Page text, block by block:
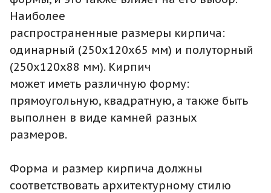
Наиболее
распространенные размеры кирпича:
одинарный (250x120x65 мм) и полуторный
(250x120x88 мм). Кирпич
может иметь различную форму:
прямоугольную, квадратную, а также быть
выполнен в виде камней разных
размеров.
Форма и размер кирпича должны
соответствовать архитектурному стилю